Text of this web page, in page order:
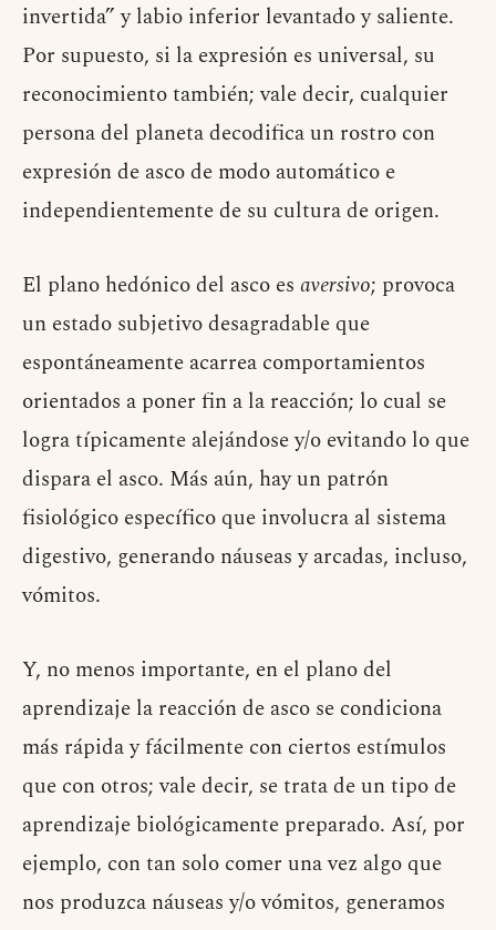
invertida” y labio inferior levantado y saliente.
Por supuesto, si la expresión es universal, su
reconocimiento también; vale decir, cualquier
persona del planeta decodifica un rostro con
expresión de asco de modo automático e
independientemente de su cultura de origen.
El plano hedónico del asco es aversivo; provoca
un estado subjetivo desagradable que
espontáneamente acarrea comportamientos
orientados a poner fin a la reacción; lo cual se
logra típicamente alejándose y/o evitando lo que
dispara el asco. Más aún, hay un patrón
fisiológico específico que involucra al sistema
digestivo, generando náuseas y arcadas, incluso,
vómitos.
Y, no menos importante, en el plano del
aprendizaje la reacción de asco se condiciona
más rápida y fácilmente con ciertos estímulos
que con otros; vale decir, se trata de un tipo de
aprendizaje biológicamente preparado. Así, por
ejemplo, con tan solo comer una vez algo que
nos produzca náuseas y/o vómitos, generamos